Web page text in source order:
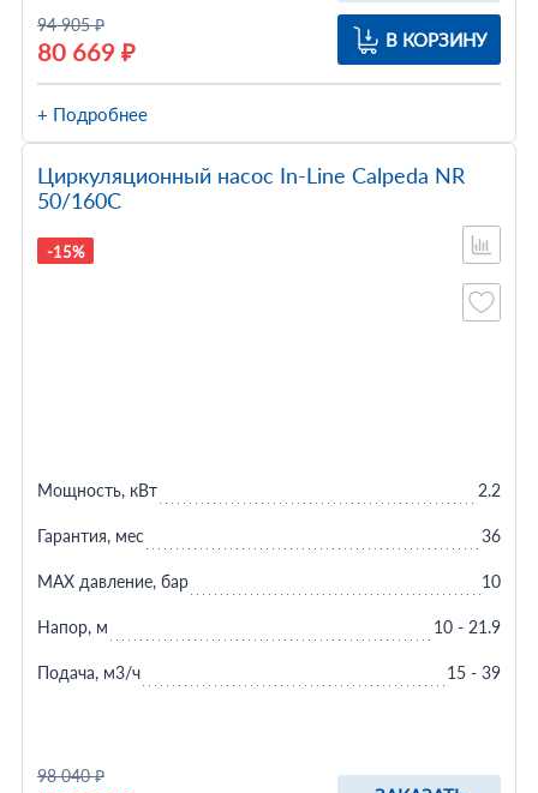
94 905 ₽
80 669 ₽ В КОРЗИНУ
+ Подробнее
Циркуляционный насос In-Line Calpeda NR
50/160C
-15%
98 040 ₽
Мощность, кВт 2.2
Гарантия, мес 36
MAX давление, бар 10
Напор, м 10 - 21.9
Подача, м3/ч 15 - 39